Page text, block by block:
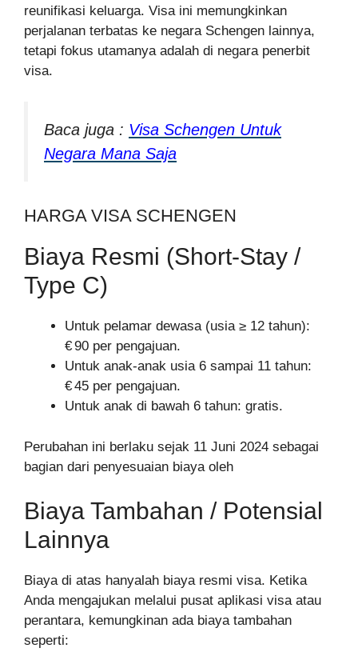
reunifikasi keluarga. Visa ini memungkinkan
perjalanan terbatas ke negara Schengen lainnya,
tetapi fokus utamanya adalah di negara penerbit
visa.
Baca juga : Visa Schengen Untuk
Negara Mana Saja
HARGA VISA SCHENGEN
Biaya Resmi (Short‑Stay /
Type C)
Untuk pelamar dewasa (usia ≥ 12 tahun):
€ 90 per pengajuan.
Untuk anak-anak usia 6 sampai 11 tahun:
€ 45 per pengajuan.
Untuk anak di bawah 6 tahun: gratis.
Perubahan ini berlaku sejak 11 Juni 2024 sebagai
bagian dari penyesuaian biaya oleh
Biaya Tambahan / Potensial
Lainnya
Biaya di atas hanyalah biaya resmi visa. Ketika
Anda mengajukan melalui pusat aplikasi visa atau
perantara, kemungkinan ada biaya tambahan
seperti: